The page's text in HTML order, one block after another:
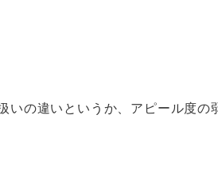
いの違いというか、アピール度の